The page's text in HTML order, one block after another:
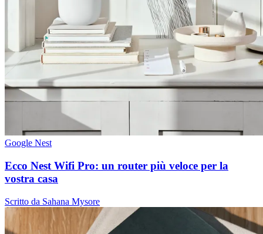
Google Nest
Ecco Nest Wifi Pro: un router più veloce per la
vostra casa
Scritto da Sahana Mysore